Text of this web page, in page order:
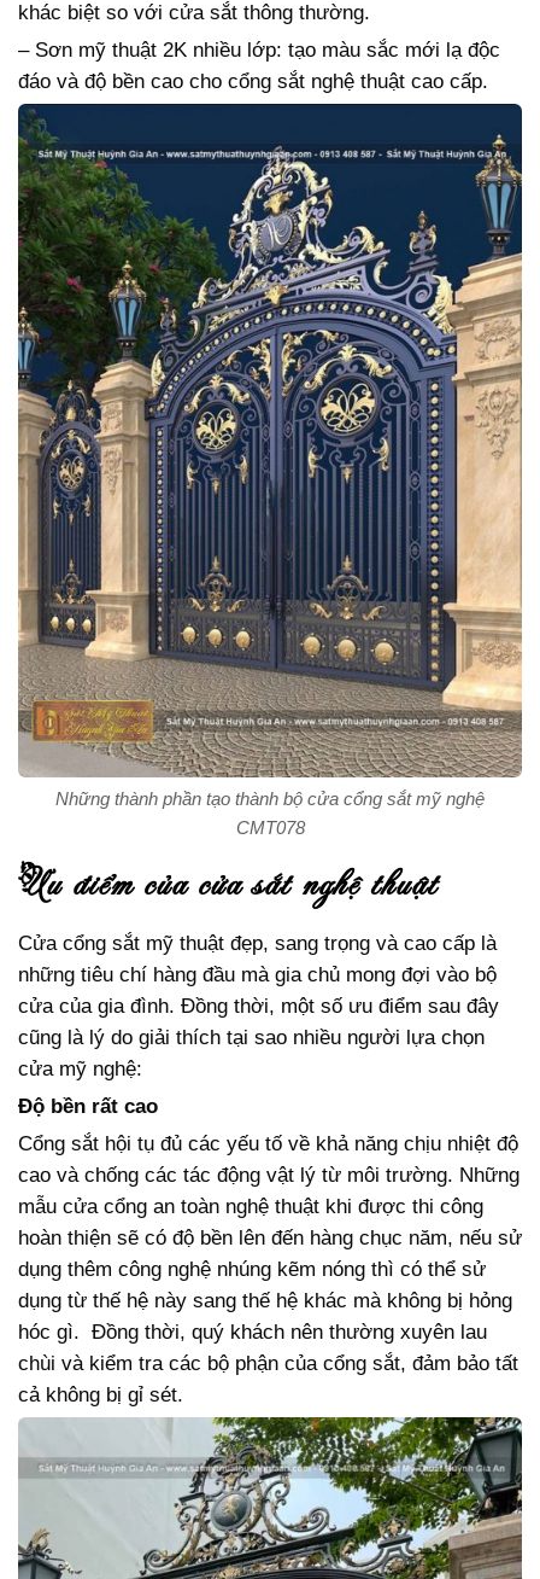
khác biệt so với cửa sắt thông thường.
– Sơn mỹ thuật 2K nhiều lớp: tạo màu sắc mới lạ độc
đáo và độ bền cao cho cổng sắt nghệ thuật cao cấp.
Những thành phần tạo thành bộ cửa cổng sắt mỹ nghệ
CMT078
ưu điểm của cửa sắt nghệ thuật
Cửa cổng sắt mỹ thuật đẹp, sang trọng và cao cấp là
những tiêu chí hàng đầu mà gia chủ mong đợi vào bộ
cửa của gia đình. Đồng thời, một số ưu điểm sau đây
cũng là lý do giải thích tại sao nhiều người lựa chọn
cửa mỹ nghệ:
Độ bền rất cao
Cổng sắt hội tụ đủ các yếu tố về khả năng chịu nhiệt độ
cao và chống các tác động vật lý từ môi trường. Những
mẫu cửa cổng an toàn nghệ thuật khi được thi công
hoàn thiện sẽ có độ bền lên đến hàng chục năm, nếu sử
dụng thêm công nghệ nhúng kẽm nóng thì có thể sử
dụng từ thế hệ này sang thế hệ khác mà không bị hỏng
hóc gì. Đồng thời, quý khách nên thường xuyên lau
chùi và kiểm tra các bộ phận của cổng sắt, đảm bảo tất
cả không bị gỉ sét.